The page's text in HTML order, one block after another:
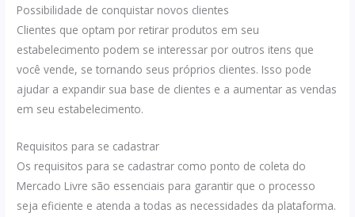
Possibilidade de conquistar novos clientes
Clientes que optam por retirar produtos em seu
estabelecimento podem se interessar por outros itens que
você vende, se tornando seus próprios clientes. Isso pode
ajudar a expandir sua base de clientes e a aumentar as vendas
em seu estabelecimento.
Requisitos para se cadastrar
Os requisitos para se cadastrar como ponto de coleta do
Mercado Livre são essenciais para garantir que o processo
seja eficiente e atenda a todas as necessidades da plataforma.